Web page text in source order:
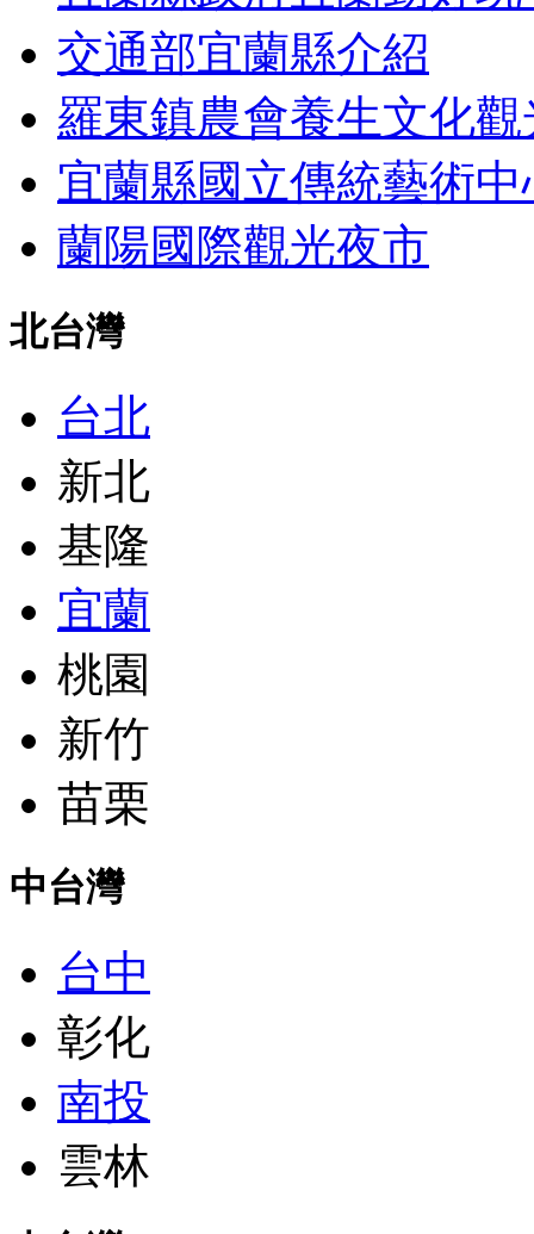
交通部宜蘭縣介紹
羅東鎮農會養生文化
宜蘭縣國立傳統藝術中
蘭陽國際觀光夜市
北台灣
台北
新北
基隆
宜蘭
桃園
新竹
苗栗
中台灣
台中
彰化
南投
雲林